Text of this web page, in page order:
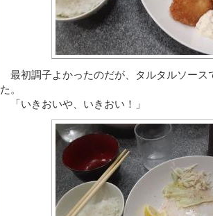
最初調子よかったのだが、タルタルソース
た。
「いきおいや、いきおい！」